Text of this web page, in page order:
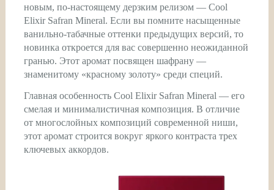
новым, по-настоящему дерзким релизом — Cool
Elixir Safran Mineral. Если вы помните насыщенные
ванильно-табачные оттенки предыдущих версий, то
новинка откроется для вас совершенно неожиданной
гранью. Этот аромат посвящен шафрану —
знаменитому «красному золоту» среди специй.
Главная особенность Cool Elixir Safran Mineral — его
смелая и минималистичная композиция. В отличие
от многослойных композиций современной ниши,
этот аромат строится вокруг яркого контраста трех
ключевых аккордов.